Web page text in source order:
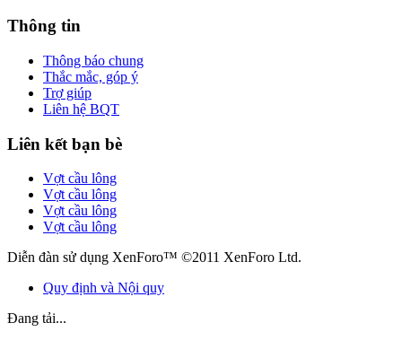
Thông tin
Thông báo chung
Thắc mắc, góp ý
Trợ giúp
Liên hệ BQT
Liên kết bạn bè
Vợt cầu lông
Vợt cầu lông
Vợt cầu lông
Vợt cầu lông
Diễn đàn sử dụng XenForo™ ©2011 XenForo Ltd.
Quy định và Nội quy
Đang tải...